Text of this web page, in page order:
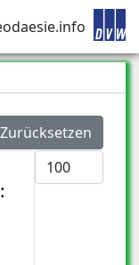
Zurücksetzen
Anzeige #